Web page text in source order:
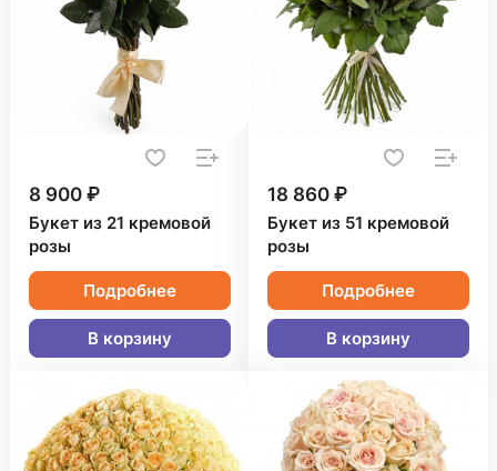
8 900 ₽
Букет из 21 кремовой
розы
Подробнее
В корзину
18 860 ₽
Букет из 51 кремовой
розы
Подробнее
В корзину